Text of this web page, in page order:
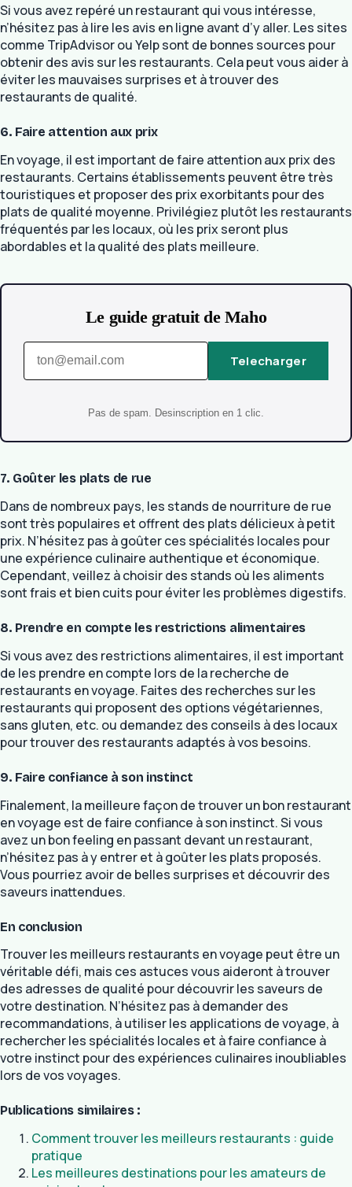
Si vous avez repéré un restaurant qui vous intéresse,
n’hésitez pas à lire les avis en ligne avant d’y aller. Les sites
comme TripAdvisor ou Yelp sont de bonnes sources pour
obtenir des avis sur les restaurants. Cela peut vous aider à
éviter les mauvaises surprises et à trouver des
restaurants de qualité.
6. Faire attention aux prix
En voyage, il est important de faire attention aux prix des
restaurants. Certains établissements peuvent être très
touristiques et proposer des prix exorbitants pour des
plats de qualité moyenne. Privilégiez plutôt les restaurants
fréquentés par les locaux, où les prix seront plus
abordables et la qualité des plats meilleure.
Le guide gratuit de Maho
Telecharger
Pas de spam. Desinscription en 1 clic.
7. Goûter les plats de rue
Dans de nombreux pays, les stands de nourriture de rue
sont très populaires et offrent des plats délicieux à petit
prix. N’hésitez pas à goûter ces spécialités locales pour
une expérience culinaire authentique et économique.
Cependant, veillez à choisir des stands où les aliments
sont frais et bien cuits pour éviter les problèmes digestifs.
8. Prendre en compte les restrictions alimentaires
Si vous avez des restrictions alimentaires, il est important
de les prendre en compte lors de la recherche de
restaurants en voyage. Faites des recherches sur les
restaurants qui proposent des options végétariennes,
sans gluten, etc. ou demandez des conseils à des locaux
pour trouver des restaurants adaptés à vos besoins.
9. Faire confiance à son instinct
Finalement, la meilleure façon de trouver un bon restaurant
en voyage est de faire confiance à son instinct. Si vous
avez un bon feeling en passant devant un restaurant,
n’hésitez pas à y entrer et à goûter les plats proposés.
Vous pourriez avoir de belles surprises et découvrir des
saveurs inattendues.
En conclusion
Trouver les meilleurs restaurants en voyage peut être un
véritable défi, mais ces astuces vous aideront à trouver
des adresses de qualité pour découvrir les saveurs de
votre destination. N’hésitez pas à demander des
recommandations, à utiliser les applications de voyage, à
rechercher les spécialités locales et à faire confiance à
votre instinct pour des expériences culinaires inoubliables
lors de vos voyages.
Publications similaires :
Comment trouver les meilleurs restaurants : guide
pratique
Les meilleures destinations pour les amateurs de